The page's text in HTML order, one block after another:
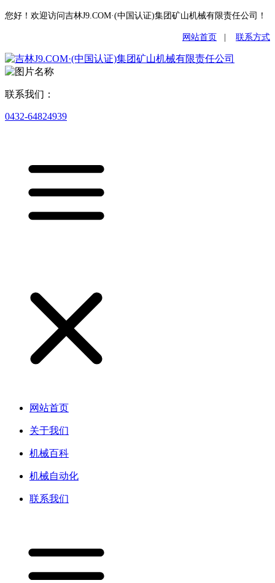
您好！欢迎访问吉林J9.COM·(中国认证)集团矿山机械有限责任公司！
网站首页 联系方式
联系我们：
0432-64824939
网站首页
关于我们
机械百科
机械自动化
联系我们